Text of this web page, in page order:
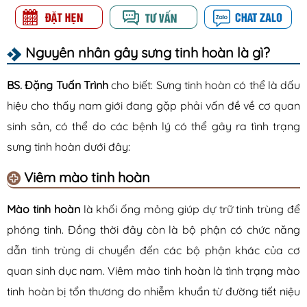
Nguyên nhân gây sưng tinh hoàn là gì?
BS. Đặng Tuấn Trìnhcho biết: Sưng tinh hoàn có thể là dấu
hiệu cho thấy nam giới đang gặp phải vấn đề về cơ quan
sinh sản, có thể do các bệnh lý có thể gây ra tình trạng
sưng tinh hoàn dưới đây:
Viêm mào tinh hoàn
Mào tinh hoànlà khối ống mỏng giúp dự trữ tinh trùng để
phóng tinh. Đồng thời đây còn là bộ phận có chức năng
dẫn tinh trùng di chuyển đến các bộ phận khác của cơ
quan sinh dục nam.Viêm mào tinh hoàn là tình trạng mào
tinh hoàn bị tổn thương do nhiễm khuẩn từ đường tiết niệu